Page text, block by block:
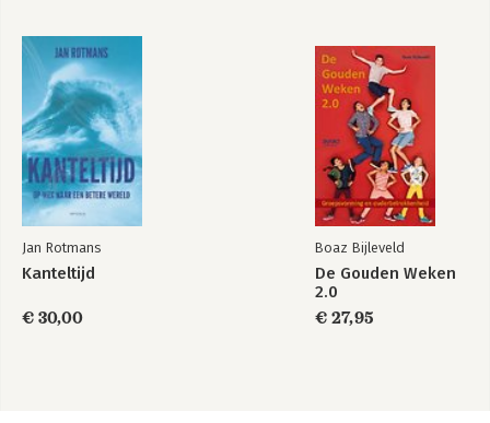
Jan Rotmans
Kanteltijd
€ 30,00
Boaz Bijleveld
De Gouden Weken
2.0
€ 27,95